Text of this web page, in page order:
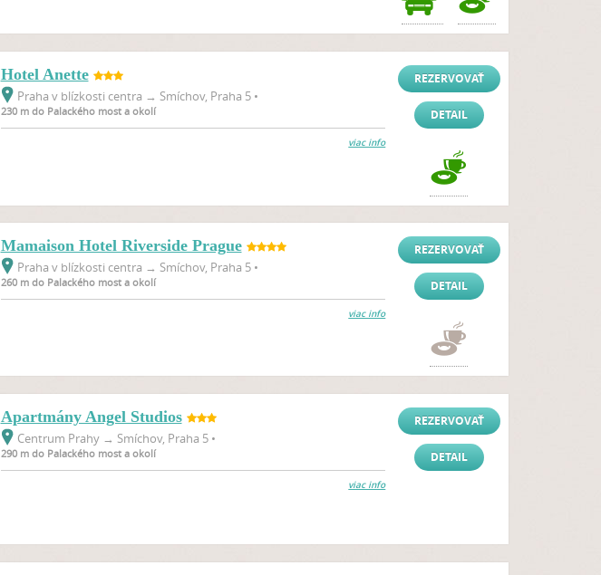
Hotel Anette
Praha v blízkosti centra → Smíchov, Praha 5 •
230 m do Palackého most a okolí
viac info
REZERVOVAŤ
DETAIL
Mamaison Hotel Riverside Prague
Praha v blízkosti centra → Smíchov, Praha 5 •
260 m do Palackého most a okolí
viac info
REZERVOVAŤ
DETAIL
Apartmány Angel Studios
Centrum Prahy → Smíchov, Praha 5 •
290 m do Palackého most a okolí
viac info
REZERVOVAŤ
DETAIL